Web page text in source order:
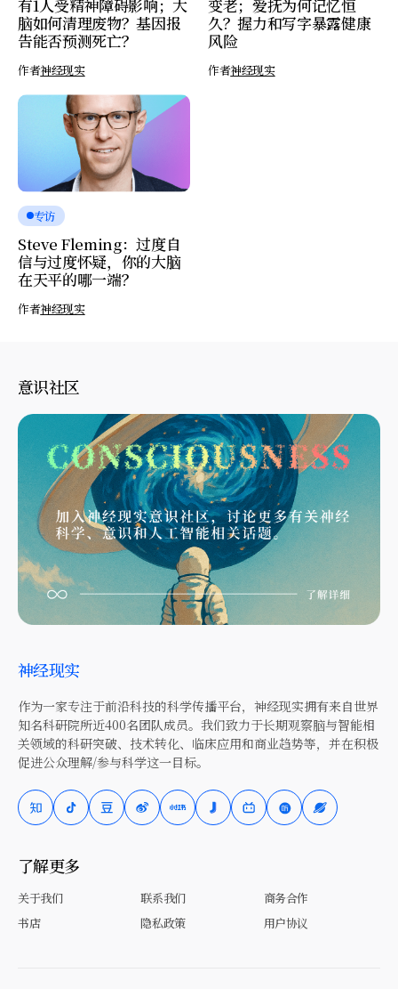
有1人受精神障碍影响；大
脑如何清理废物？基因报
告能否预测死亡？
作者神经现实
变老；爱抚为何记忆恒
久？握力和写字暴露健康
风险
作者神经现实
专访
Steve Fleming：过度自
信与过度怀疑，你的大脑
在天平的哪一端？
作者神经现实
意识社区
神经现实
作为一家专注于前沿科技的科学传播平台，神经现实拥有来自世界
知名科研院所近400名团队成员。我们致力于长期观察脑与智能相
关领域的科研突破、技术转化、临床应用和商业趋势等，并在积极
促进公众理解/参与科学这一目标。
了解更多
关于我们 联系我们
商务合作
书店
隐私政策 用户协议